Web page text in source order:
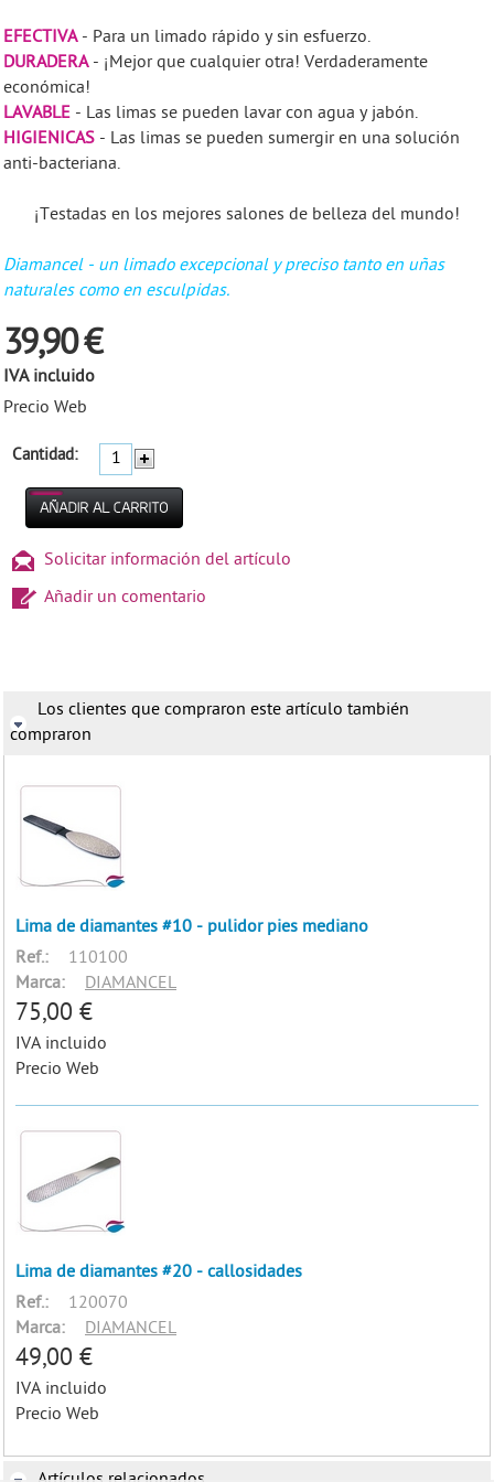
EFECTIVA- Para un limado rápido y sin esfuerzo.
DURADERA- ¡Mejor que cualquier otra! Verdaderamente
económica!
LAVABLE - Las limas se pueden lavar con agua y jabón.
HIGIENICAS - Las limas se pueden sumergir en una solución
anti-bacteriana.
¡Testadas en los mejores salones de belleza del mundo!
Diamancel - un limado excepcional y preciso tanto en uñas
naturales como en esculpidas.
39,90 €
IVA incluido
Precio Web
Cantidad:
Solicitar información del artículo
Añadir un comentario
Los clientes que compraron este artículo también
compraron
Lima de diamantes #10 - pulidor pies mediano
Ref.:
110100
Marca:
DIAMANCEL
75,00 €
IVA incluido
Precio Web
Lima de diamantes #20 - callosidades
Ref.:
120070
Marca:
DIAMANCEL
49,00 €
IVA incluido
Precio Web